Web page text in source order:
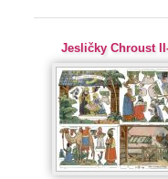
Jesličky Chroust